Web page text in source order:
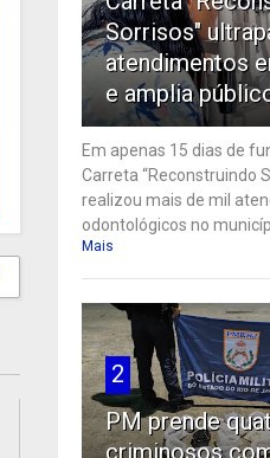
Sorrisos"
atendimentos
e amplia
Em apenas 15 dias de
Carreta “Reconstruindo
realizou mais de mil
odontológicos no
Mais
2
PM prende
criminosos